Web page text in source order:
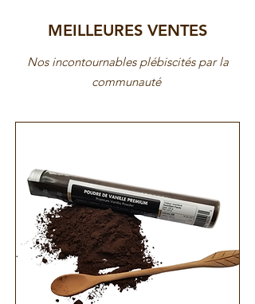
MEILLEURES VENTES
Nos incontournables plébiscités par la
communauté